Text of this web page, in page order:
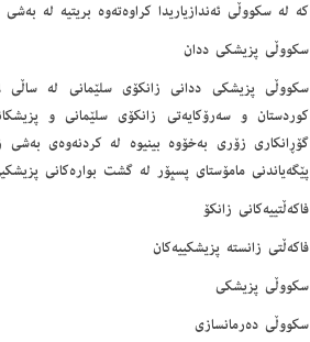
کە لە سکووڵی ئەندازیاریدا کراوەتەوە بریتیە لە بەشی
سکووڵی پزیشکی ددان
کوردستان و سەرۆکایەتی زانکۆی سلێمانی و
گۆڕانکاری زۆری بەخۆوە بینیوە لە کردنەوەی
پێگەیاندنی مامۆستای پسپۆر لە گشت بوارەکانی
فاکەڵتییەکانی زانکۆ
فاکەڵتی زانستە پزیشکییەکان
سکووڵی پزیشکی
سکووڵی دەرمانسازی